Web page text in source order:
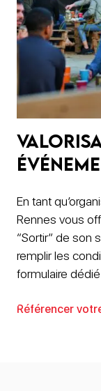
En tant
Rennes vous
“Sortir” de son
remplir les
formulaire
Référencer